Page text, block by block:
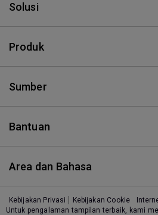
Solusi
Produk
Sumber
Bantuan
Area dan Bahasa
Kebijakan Privasi Kebijakan Cookie
Untuk pengalaman tampilan terbaik, kami